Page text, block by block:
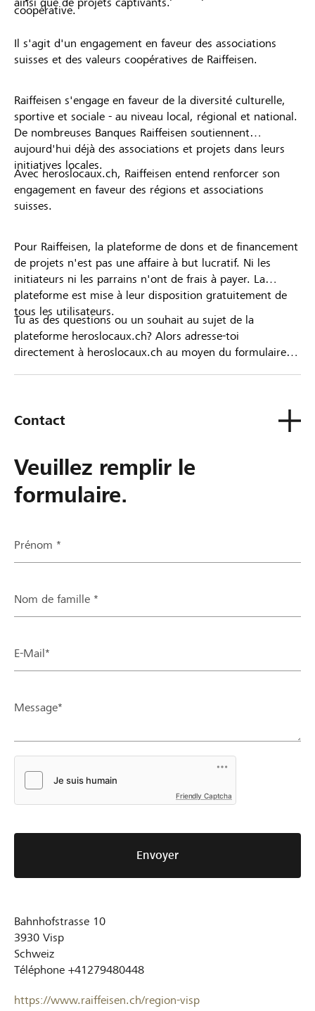
coopérative.
Il s'agit d'un engagement en faveur des associations
suisses et des valeurs coopératives de Raiffeisen.
Raiffeisen s'engage en faveur de la diversité culturelle,
sportive et sociale - au niveau local, régional et national.
De nombreuses Banques Raiffeisen soutiennent
aujourd'hui déjà des associations et projets dans leurs
initiatives locales.
Avec heroslocaux.ch, Raiffeisen entend renforcer son
engagement en faveur des régions et associations
suisses.
Pour Raiffeisen, la plateforme de dons et de financement
de projets n'est pas une affaire à but lucratif. Ni les
initiateurs ni les parrains n'ont de frais à payer. La
plateforme est mise à leur disposition gratuitement de
tous les utilisateurs.
Tu as des questions ou un souhait au sujet de la
plateforme heroslocaux.ch? Alors adresse-toi
directement à heroslocaux.ch au moyen du formulaire
Contact
Veuillez remplir le
formulaire.
Prénom *
Nom de famille *
E-Mail*
Message*
Friendly Captcha
Envoyer
Bahnhofstrasse 10
3930 Visp
Schweiz
Téléphone +41279480448
https://www.raiffeisen.ch/region-visp